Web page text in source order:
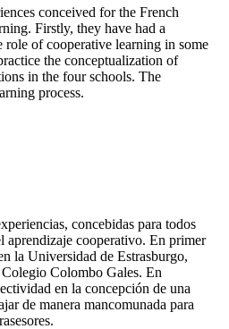
conceived for the French
Firstly, they have had a
of cooperative learning in some
the conceptualization of
in the four schools. The
process.
concebidas para todos
aprendizaje cooperativo. En primer
la Universidad de Estrasburgo,
Colombo Gales. En
en la concepción de una
de manera mancomunada para